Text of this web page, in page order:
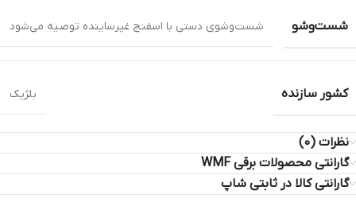
شست‌وشو شست‌وشوی دستی با اسفنج غیرساینده توصیه می‌شود
کشور سازنده بلژیک
نظرات (0)
گارانتی محصولات برقی WMF
گارانتی کالا در ثابتی شاپ